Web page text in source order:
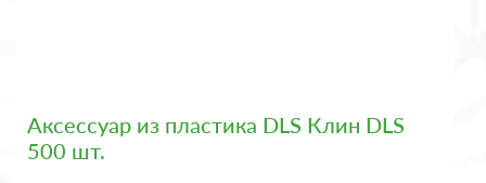
Аксессуар из пластика DLS Клин DLS
500 шт.